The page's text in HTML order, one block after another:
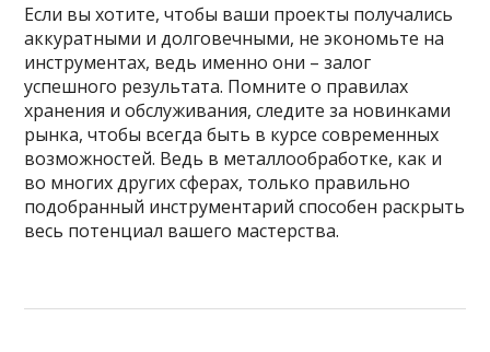
Если вы хотите, чтобы ваши проекты получались
аккуратными и долговечными, не экономьте на
инструментах, ведь именно они – залог
успешного результата. Помните о правилах
хранения и обслуживания, следите за новинками
рынка, чтобы всегда быть в курсе современных
возможностей. Ведь в металлообработке, как и
во многих других сферах, только правильно
подобранный инструментарий способен раскрыть
весь потенциал вашего мастерства.